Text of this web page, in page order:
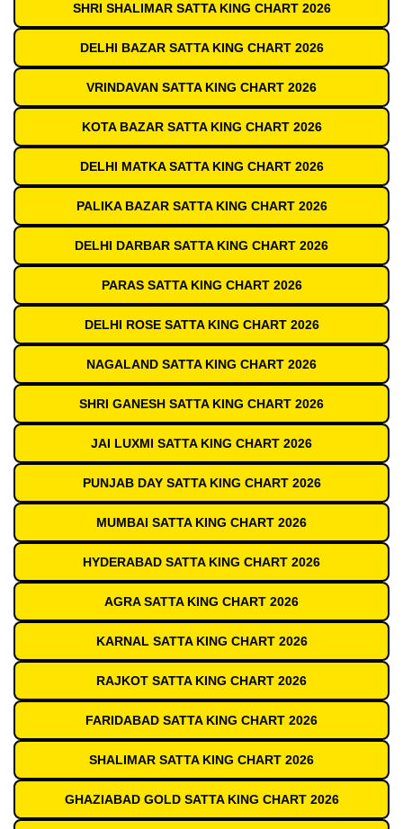
SHRI SHALIMAR SATTA KING CHART 2026
DELHI BAZAR SATTA KING CHART 2026
VRINDAVAN SATTA KING CHART 2026
KOTA BAZAR SATTA KING CHART 2026
DELHI MATKA SATTA KING CHART 2026
PALIKA BAZAR SATTA KING CHART 2026
DELHI DARBAR SATTA KING CHART 2026
PARAS SATTA KING CHART 2026
DELHI ROSE SATTA KING CHART 2026
NAGALAND SATTA KING CHART 2026
SHRI GANESH SATTA KING CHART 2026
JAI LUXMI SATTA KING CHART 2026
PUNJAB DAY SATTA KING CHART 2026
MUMBAI SATTA KING CHART 2026
HYDERABAD SATTA KING CHART 2026
AGRA SATTA KING CHART 2026
KARNAL SATTA KING CHART 2026
RAJKOT SATTA KING CHART 2026
FARIDABAD SATTA KING CHART 2026
SHALIMAR SATTA KING CHART 2026
GHAZIABAD GOLD SATTA KING CHART 2026